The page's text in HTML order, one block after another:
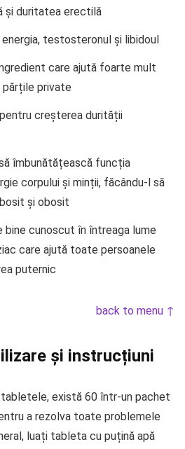
și duritatea erectilă
testosteronul și libidoul
care ajută foarte mult
părțile private
creșterea durității
îmbunătățească funcția
corpului și minții, făcându-l să
și obosit
bine cunoscut în întreaga lume
care ajută toate persoanele
puternic
back to menu ↑
și instrucțiuni
există 60 într-un pachet
a rezolva toate problemele
luați tableta cu puțină apă